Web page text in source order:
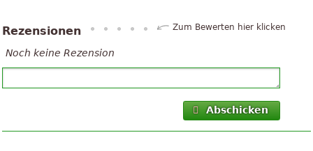
Rezensionen Zum Bewerten hier klicken
Noch keine Rezension
Abschicken